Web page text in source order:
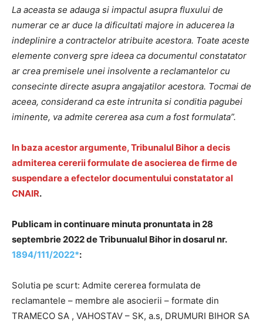
La aceasta se adauga si impactul asupra fluxului de
numerar ce ar duce la dificultati majore in aducerea la
indeplinire a contractelor atribuite acestora. Toate aceste
elemente converg spre ideea ca documentul constatator
ar crea premisele unei insolvente a reclamantelor cu
consecinte directe asupra angajatilor acestora. Tocmai de
aceea, considerand ca este intrunita si conditia pagubei
iminente, va admite cererea asa cum a fost formulata”.
In baza acestor argumente, Tribunalul Bihor a decis
admiterea cererii formulate de asocierea de firme de
suspendare a efectelor documentului constatator al
CNAIR.
Publicam in continuare minuta pronuntata in 28
septembrie 2022 de Tribunualul Bihor in dosarul nr.
1894/111/2022*:
Solutia pe scurt: Admite cererea formulata de
reclamantele – membre ale asocierii – formate din
TRAMECO SA , VAHOSTAV – SK, a.s, DRUMURI BIHOR SA